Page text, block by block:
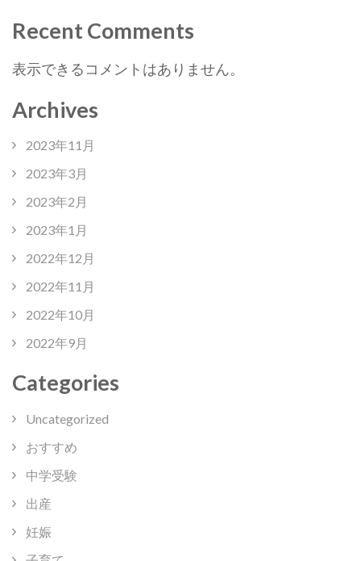
Recent Comments
表示できるコメントはありません。
Archives
2023年11月
2023年3月
2023年2月
2023年1月
2022年12月
2022年11月
2022年10月
2022年9月
Categories
Uncategorized
おすすめ
中学受験
出産
妊娠